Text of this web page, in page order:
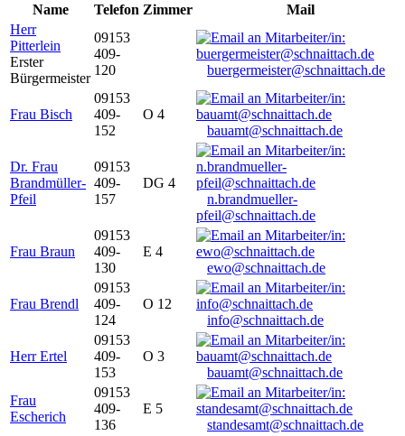
Name
Telefon Zimmer
Mail
Herr
Pitterlein
Erster
Bürgermeister
09153
409-
120
buergermeister@schnaittach.de
Frau Bisch
09153
409-
152
O 4
bauamt@schnaittach.de
Dr. Frau
Brandmüller-
Pfeil
09153
409-
157
DG 4
n.brandmueller-
pfeil@schnaittach.de
Frau Braun
09153
409-
130
E 4
ewo@schnaittach.de
Frau Brendl
09153
409-
124
O 12
info@schnaittach.de
Herr Ertel
09153
409-
153
O 3
bauamt@schnaittach.de
Frau
Escherich
09153
409-
136
E 5
standesamt@schnaittach.de